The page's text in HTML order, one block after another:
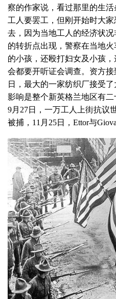
察的作家说，看过那里的生
工人要罢工，但刚开始时大
去，因为当地工人的经济状
的转折点出现，警察在当地
的小孩，还殴打妇女及小孩
会都要开听证会调查。资方
日，最大的一家纺织厂接受
影响是整个新英格兰地区有二
9月27日，一万工人上街抗议
被捕，11月25日，Ettor与